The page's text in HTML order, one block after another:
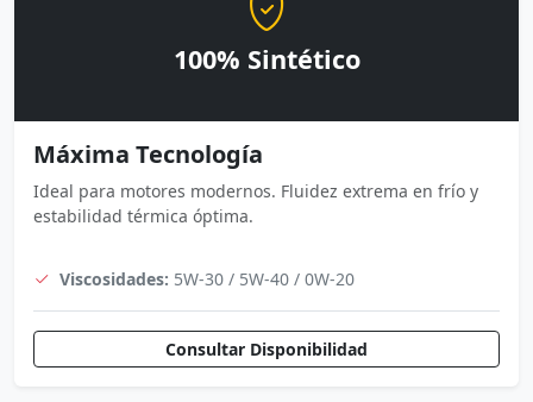
100% Sintético
Máxima Tecnología
Ideal para motores modernos. Fluidez extrema en frío y
estabilidad térmica óptima.
Viscosidades: 5W-30 / 5W-40 / 0W-20
Consultar Disponibilidad